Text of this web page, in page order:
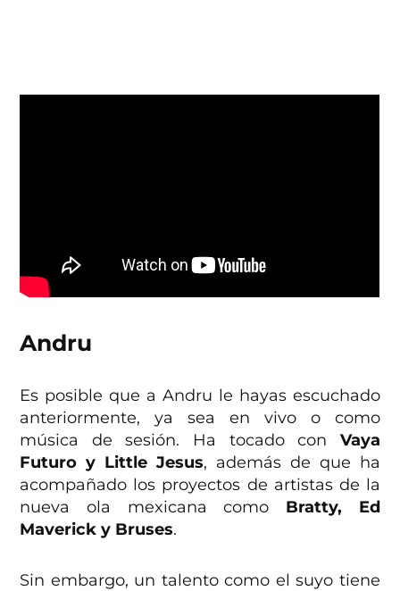
Andru
Es posible que a Andru le hayas escuchado
anteriormente, ya sea en vivo o como
música de sesión. Ha tocado con Vaya
Futuro y Little Jesus, además de que ha
acompañado los proyectos de artistas de la
nueva ola mexicana como Bratty, Ed
Maverick y Bruses.
Sin embargo, un talento como el suyo tiene